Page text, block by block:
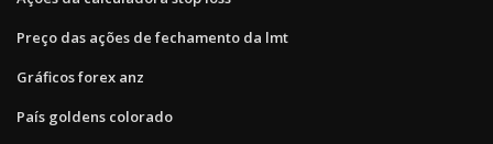
Preço das ações de fechamento da lmt
Gráficos forex anz
País goldens colorado